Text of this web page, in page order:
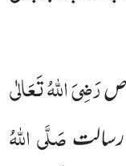
رَضِیَ اللہُ تَعَالٰی
صَلَّی اللہُ